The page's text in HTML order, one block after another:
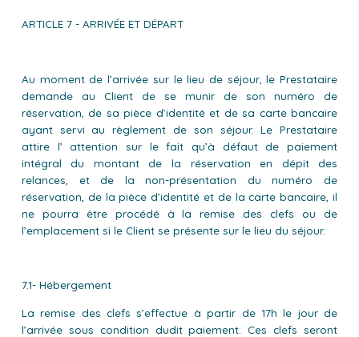
ARTICLE 7 - ARRIVÉE ET DÉPART
Au moment de l’arrivée sur le lieu de séjour, le Prestataire
demande au Client de se munir de son numéro de
réservation, de sa pièce d’identité et de sa carte bancaire
ayant servi au règlement de son séjour. Le Prestataire
attire l’ attention sur le fait qu’à défaut de paiement
intégral du montant de la réservation en dépit des
relances, et de la non-présentation du numéro de
réservation, de la pièce d’identité et de la carte bancaire, il
ne pourra être procédé à la remise des clefs ou de
l’emplacement si le Client se présente sur le lieu du séjour.
7.1- Hébergement
La remise des clefs s’effectue à partir de 17h le jour de
l’arrivée sous condition dudit paiement. Ces clefs seront